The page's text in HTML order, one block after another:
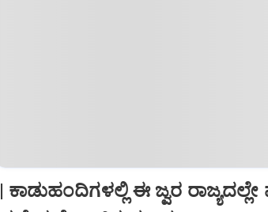
| ಕಾಡುಹಂದಿಗಳಲ್ಲಿ ಈ ಜ್ವರ